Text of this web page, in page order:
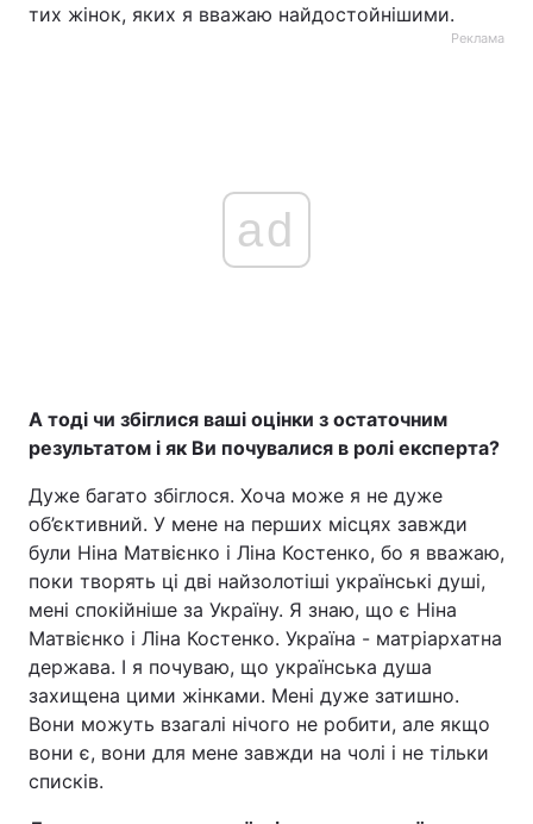
тих жінок, яких я вважаю найдостойнішими.
Реклама
ad
А тоді чи збіглися ваші оцінки з остаточним
результатом і як Ви почувалися в ролі експерта?
Дуже багато збіглося. Хоча може я не дуже
об’єктивний. У мене на перших місцях завжди
були Ніна Матвієнко і Ліна Костенко, бо я вважаю,
поки творять ці дві найзолотіші українські душі,
мені спокійніше за Україну. Я знаю, що є Ніна
Матвієнко і Ліна Костенко. Україна - матріархатна
держава. І я почуваю, що українська душа
захищена цими жінками. Мені дуже затишно.
Вони можуть взагалі нічого не робити, але якщо
вони є, вони для мене завжди на чолі і не тільки
списків.